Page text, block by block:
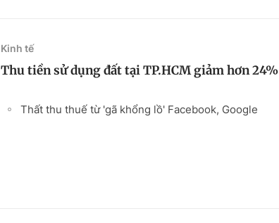
Kinh tế
Thu tiền sử dụng đất tại TP.HCM giảm hơn 24%
Thất thu thuế từ 'gã khổng lồ' Facebook, Google